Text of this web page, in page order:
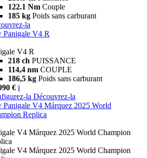
122.1 Nm Couple
185 kg Poids sans carburant
la
Panigale V4 R
V4 R
218 ch PUISSANCE
114,4 nm COUPLE
186,5 kg Poids sans carburant
€ i
la Découvrez-la
Panigale V4 Márquez 2025 World
Replica
V4 Márquez 2025 World Champion
V4 Márquez 2025 World Champion